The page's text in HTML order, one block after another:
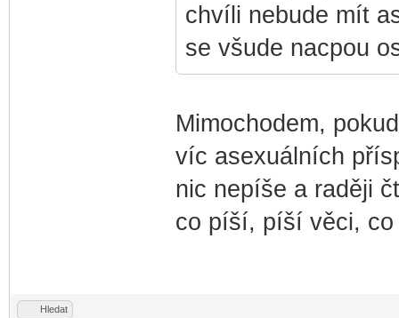
chvíli nebude mít
se všude nacpou
Mimochodem,
víc asexuálních
nic nepíše a raději
co píší, píší věci,
Hledat